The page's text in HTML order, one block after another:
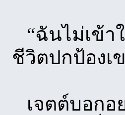
“ฉันไม่เข้า
ชีวิตปกป้องเ
เจตต์บอกอ